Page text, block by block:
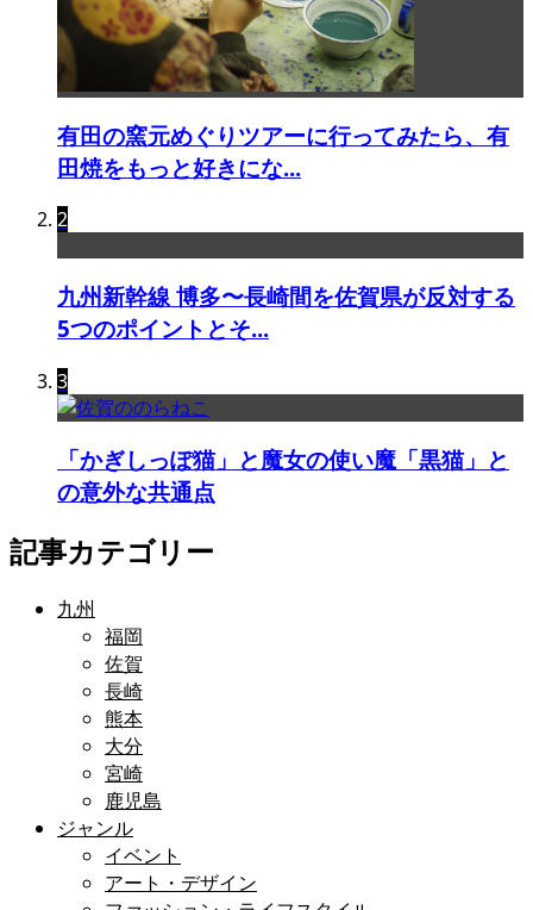
有田の窯元めぐりツアーに行ってみたら、有
田焼をもっと好きにな...
2
九州新幹線 博多〜長崎間を佐賀県が反対する
5つのポイントとそ...
3
「かぎしっぽ猫」と魔女の使い魔「黒猫」と
の意外な共通点
記事カテゴリー
九州
福岡
佐賀
長崎
熊本
大分
宮崎
鹿児島
ジャンル
イベント
アート・デザイン